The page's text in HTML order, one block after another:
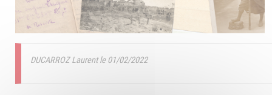
DUCARROZ Laurent le 01/02/2022